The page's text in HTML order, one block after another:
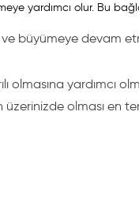
yardımcı olur. Bu
büyümeye devam
yardımcı
olması en